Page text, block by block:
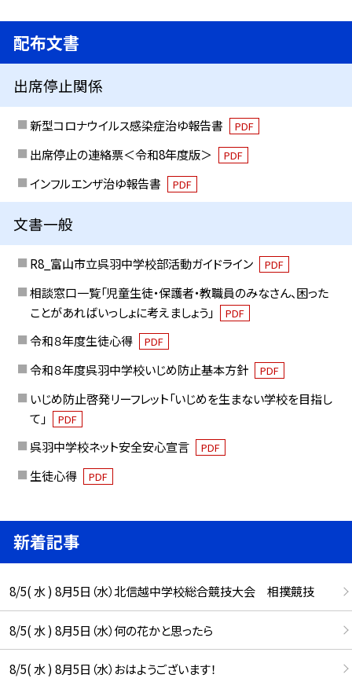
配布文書
出席停止関係
新型コロナウイルス感染症治ゆ報告書 PDF
出席停止の連絡票＜令和8年度版＞ PDF
インフルエンザ治ゆ報告書 PDF
文書一般
R8_富山市立呉羽中学校部活動ガイドライン PDF
相談窓口一覧「児童生徒・保護者・教職員のみなさん、困った
ことがあればいっしょに考えましょう」
PDF
令和８年度生徒心得 PDF
令和８年度呉羽中学校いじめ防止基本方針 PDF
いじめ防止啓発リーフレット「いじめを生まない学校を目指し
て」
PDF
呉羽中学校ネット安全安心宣言 PDF
生徒心得 PDF
新着記事
8/5( 水 ) 8月5日（水）北信越中学校総合競技大会 相撲競技
8/5( 水 ) 8月5日（水）何の花かと思ったら
8/5( 水 ) 8月5日（水）おはようございます！